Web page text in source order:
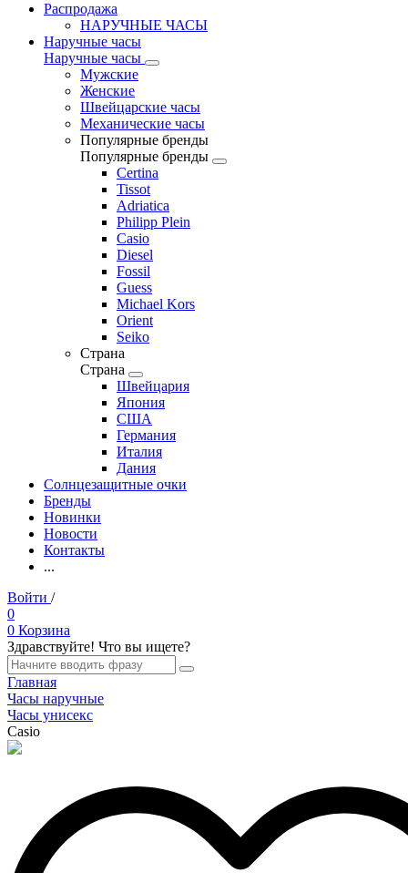
Распродажа
НАРУЧНЫЕ ЧАСЫ
Наручные часы
Наручные часы
Мужские
Женские
Швейцарские часы
Механические часы
Популярные бренды
Популярные бренды
Certina
Tissot
Adriatica
Philipp Plein
Casio
Diesel
Fossil
Guess
Michael Kors
Orient
Seiko
Страна
Страна
Швейцария
Япония
США
Германия
Италия
Дания
Солнцезащитные очки
Бренды
Новинки
Новости
Контакты
...
Войти /
0
0 Корзина
Здравствуйте! Что вы ищете?
Главная
Часы наручные
Часы унисекс
Casio